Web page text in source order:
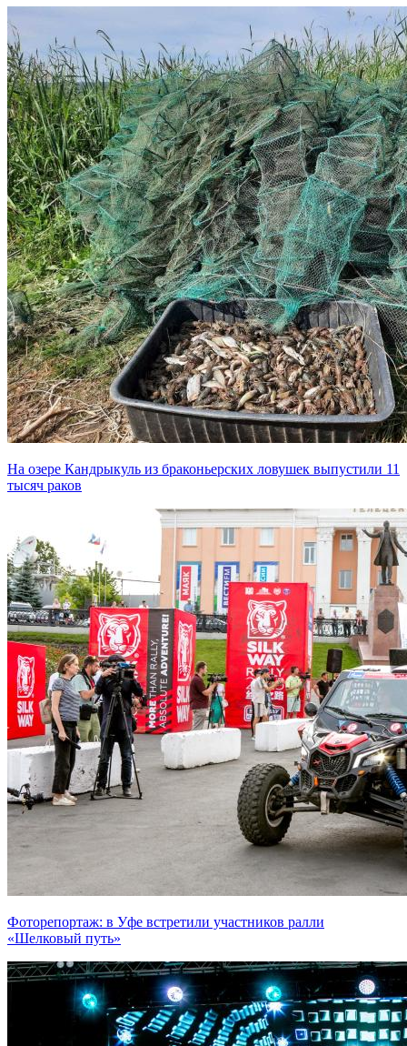
На озере Кандрыкуль из браконьерских ловушек выпустили 11
тысяч раков
Фоторепортаж: в Уфе встретили участников ралли
«Шелковый путь»